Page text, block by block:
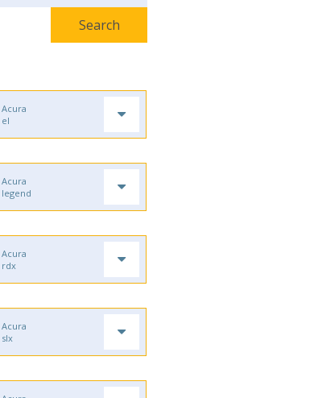
Acura
el
Acura
legend
Acura
rdx
Acura
slx